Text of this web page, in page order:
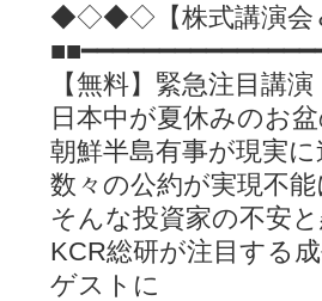
◆◇◆◇【株式講演会
【無料】緊急注目講
日本中が夏休みのお
朝鮮半島有事が現実
数々の公約が実現不
そんな投資家の不安
KCR総研が注目する
ゲストに